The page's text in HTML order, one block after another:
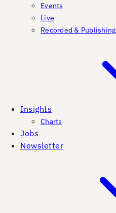
Events
Live
Recorded & Publishing
Insights
Charts
Jobs
Newsletter